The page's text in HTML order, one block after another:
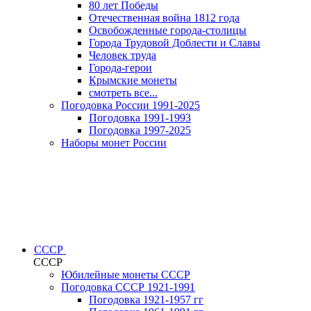
80 лет Победы
Отечественная война 1812 года
Освобожденные города-столицы
Города Трудовой Доблести и Славы
Человек труда
Города-герои
Крымские монеты
смотреть все...
Погодовка России 1991-2025
Погодовка 1991-1993
Погодовка 1997-2025
Наборы монет России
СССР
СССР
Юбилейные монеты СССР
Погодовка СССР 1921-1991
Погодовка 1921-1957 гг